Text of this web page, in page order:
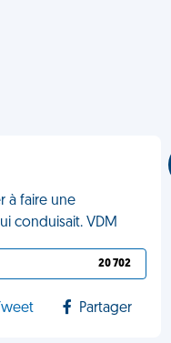
à faire une
conduisait. VDM
20 702
Tweet Partager